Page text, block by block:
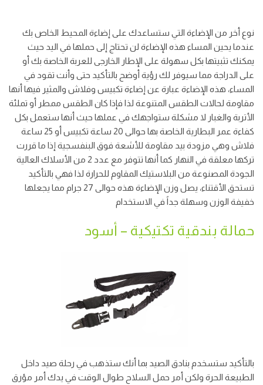
نوع أخر من الإضاءة التي ستساعدك على إضاءة المحيط الخاص بك
عندما يحين المساء هذه الإضاءة لن تحتاج إلى حملها في اليد حيث
يمكنك تثبيتها بكل سهولة على الإطار الخارجى للعربة الخاصة بك أو
على الدراجة مما سيوفر لك رؤية أوضح بالتأكيد حتى وأنت تقود في
المساء، هذه الإضاءة عبارة عن إضاءة تكبيس وفلاش والمثير فيها أنها
مقاومة لحالات الطقس المتنوعة لذا فإذا كان الطقس ممطر أو تملئة
الأتربة والغبار لا مشكلة ستواجهك في عملها حيث أنها ستعمل بكل
كفاءة عمر البطارية الخاصة بها حوالى 20 ساعة تكبيس أو 25 ساعة
فلاش وهي مزودة بيد مقاومة للأشعة فوق البنفسجية إذا ما قررت
تركها معلقة في النهار كما أنها تتوفر مع عدد 2 من الأسلاك العالية
الجودة المصنوعة من البلاستيك المقاوم للحرارة لذا فهي بالتأكيد
تستحق الأقتناء، يصل وزن الإضاءة هذه حوالى 27 جرام مما يجعلها
خفيفة الوزن وسهلة جداً في الاستخدام
حمالة بندقية تكتيكية – أسود
بالتأكيد ستسخدم بنادق الصيد بما أنك ستذهب في رحلة صيد داخل
الطبيعة الحرة ولكن أمر حمل السلاح طوال الوقت في يدك أمر مؤرق